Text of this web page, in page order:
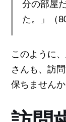
分の部屋
た。」（
このように
さんも、訪
保ちませんか